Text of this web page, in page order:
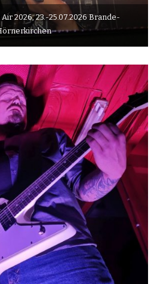
2026, 23.-25.07.2026 Brande-